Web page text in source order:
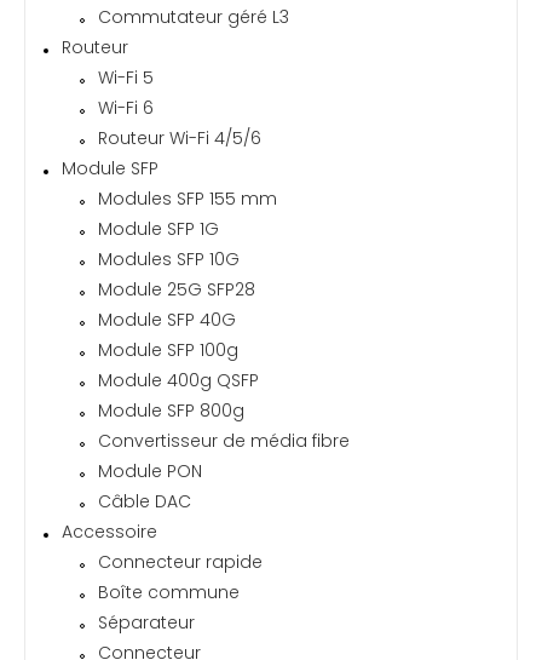
Commutateur géré L3
Routeur
Wi-Fi 5
Wi-Fi 6
Routeur Wi-Fi 4/5/6
Module SFP
Modules SFP 155 mm
Module SFP 1G
Modules SFP 10G
Module 25G SFP28
Module SFP 40G
Module SFP 100g
Module 400g QSFP
Module SFP 800g
Convertisseur de média fibre
Module PON
Câble DAC
Accessoire
Connecteur rapide
Boîte commune
Séparateur
Connecteur